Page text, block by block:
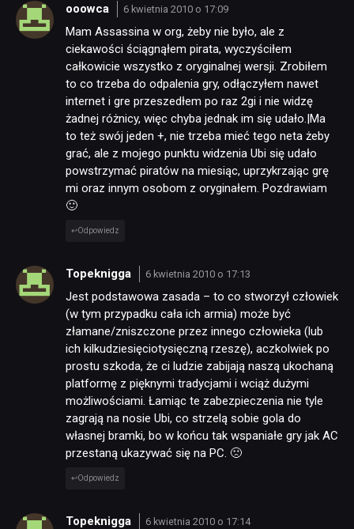
ooowca 6 kwietnia 2010 o 17:09
Mam Assassina w org, żeby nie było, ale z
ciekawości ściągnąłem pirata, wyczyściłem
całkowicie wszystko z oryginalnej wersji. Zrobiłem
to co trzeba do odpalenia gry, odłączyłem nawet
internet i gre przeszedłem po raz 2gi i nie widzę
żadnej różnicy, więc chyba jednak im się udało.|Ma
to też swój jeden +, nie trzeba mieć tego neta żeby
grać, ale z mojego punktu widzenia Ubi się udało
powstrzymać piratów na miesiąc, uprzykrzając grę
mi oraz innym osobom z oryginałem. Pozdrawiam
🙂
Odpowiedz
Topeknigga 6 kwietnia 2010 o 17:13
Jest podstawowa zasada – to co stworzył człowiek
(w tym przypadku cała ich armia) może być
złamane/zniszczone przez innego człowieka (lub
ich kilkudziesięciotysięczną rzeszę), aczkolwiek po
prostu szkoda, że ci ludzie zabijają naszą ukochaną
platformę z pięknymi tradycjami i wciąż dużymi
możliwościami. Łamiąc te zabezpieczenia nie tyle
zagrają na nosie Ubi, co strzelą sobie gola do
własnej bramki, bo w końcu tak wspaniałe gry jak AC
przestaną ukazywać się na PC. 🙁
Odpowiedz
Topeknigga 6 kwietnia 2010 o 17:14